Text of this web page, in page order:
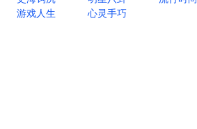
游戏人生
心灵手巧